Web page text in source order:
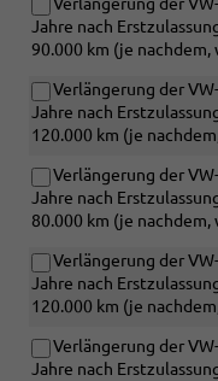
Verlängerung der
Jahre nach
90.000 km (je
Verlängerung der
Jahre nach
120.000 km (je
Verlängerung der
Jahre nach
80.000 km (je
Verlängerung der
Jahre nach
120.000 km (je
Verlängerung der
Jahre nach